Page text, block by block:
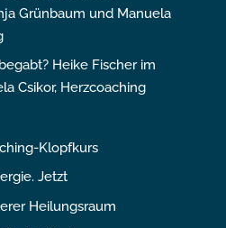
Grünbaum und Manuela
Heike Fischer im
Csikor, Herzcoaching
Klopfkurs
Jetzt
Heilungsraum